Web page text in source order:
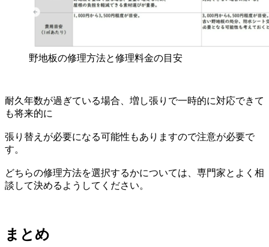
野地板の修理方法と修理料金の目安
耐久年数が過ぎている場合、増し張りで一時的に対応できて
も将来的に
張り替えが必要になる可能性もありますので注意が必要で
す。
どちらの修理方法を選択するかについては、専門家とよく相
談して決めるようしてください。
まとめ